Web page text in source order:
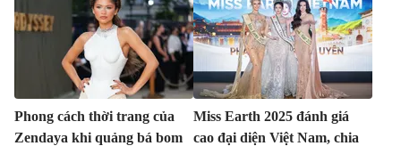
Phong cách thời trang của
Zendaya khi quảng bá bom
Miss Earth 2025 đánh giá
cao đại diện Việt Nam, chia